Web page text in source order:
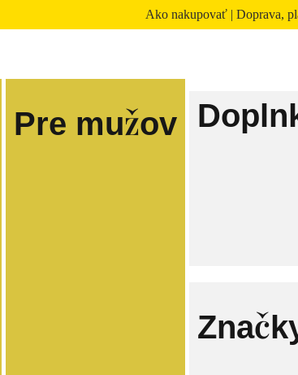
Ako nakupovať| Doprava,
Pre mužov